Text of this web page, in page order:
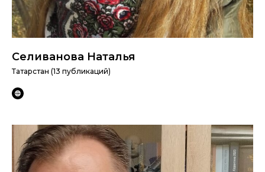
Селиванова Наталья
Татарстан (13 публикаций)